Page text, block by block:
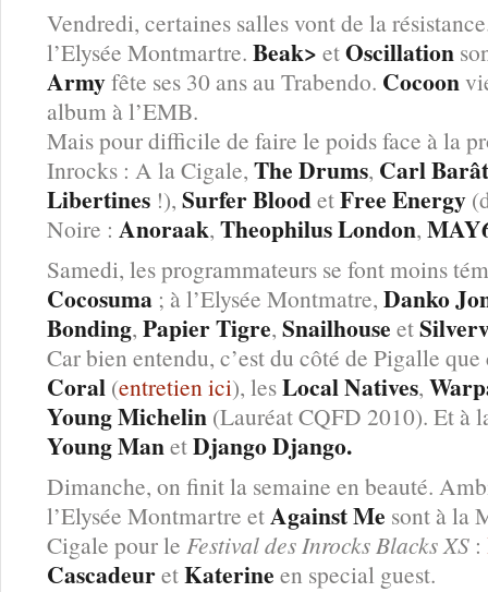
Vendredi, certaines salles vont de la
l’Elysée Montmartre. Beak> etOscillation
Armyfête ses 30 ans au Trabendo. Cocoon
album à l’EMB.
Mais pour difficile de faire le poids face à la
Inrocks : A la Cigale, The Drums, Carl Barât
Libertines !), Surfer BloodetFree Energy
Noire : Anoraak, Theophilus London,
Samedi, les programmateurs se font moins
Cocosuma ; à l’Elysée Montmatre, Danko
Bonding, Papier Tigre, Snailhouse et
Car bien entendu, c’est du côté de Pigalle
Coral (entretien ici), lesLocal Natives,
Young Michelin (Lauréat CQFD 2010). Et à
Young ManetDjango Django.
Dimanche, on finit la semaine en beauté.
l’Elysée Montmartre etAgainst Me sont à la
Cigale pour le Festival des Inrocks Blacks XS :
CascadeuretKaterine en special guest.